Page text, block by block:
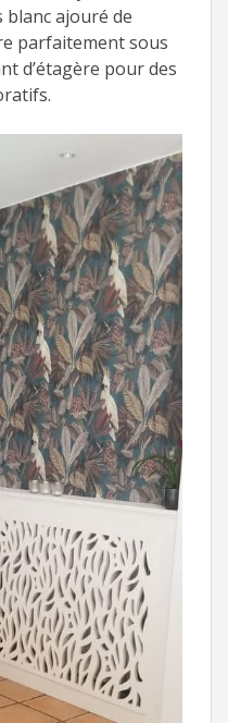
blanc ajouré de
parfaitement sous
d’étagère pour des